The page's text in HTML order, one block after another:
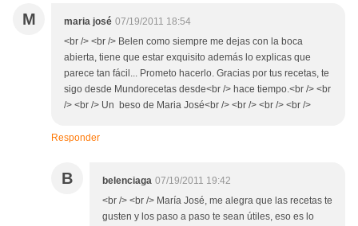
M maria josé 07/19/2011 18:54
<br /> <br /> Belen como siempre me dejas con la boca
abierta, tiene que estar exquisito además lo explicas que
parece tan fácil... Prometo hacerlo. Gracias por tus recetas, te
sigo desde Mundorecetas desde<br /> hace tiempo.<br /> <br
/> <br /> Un beso de Maria José<br /> <br /> <br /> <br />
Responder
B belenciaga 07/19/2011 19:42
<br /> <br /> María José, me alegra que las recetas te
gusten y los paso a paso te sean útiles, eso es lo